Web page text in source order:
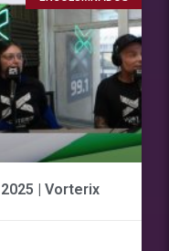
| Vorterix